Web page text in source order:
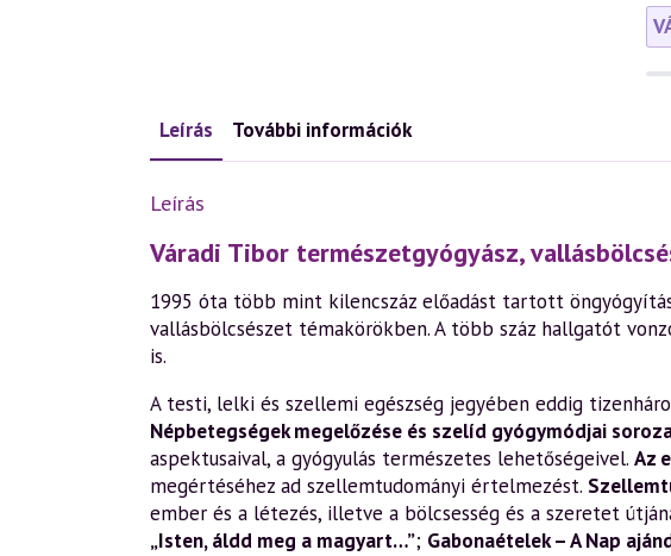
Leírás További információk
Leírás
Váradi Tibor természetgyógyász,
1995 óta több mint kilencszáz előadást tartott
vallásbölcsészet témakörökben. A több száz hallgatót
is.
A testi, lelki és szellemi egészség jegyében eddig
Népbetegségek megelőzése és szelíd gyógymódjai
aspektusaival, a gyógyulás természetes lehetőségeivel. Az
megértéséhez ad szellemtudományi értelmezést.
ember és a létezés, illetve a bölcsesség és a szeretet
„Isten, áldd meg a magyart…”; Gabonaételek – A Nap